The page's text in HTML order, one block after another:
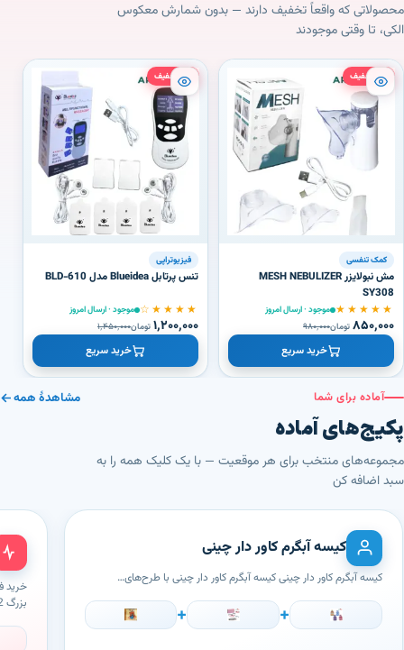
محصولاتی که واقعاً تخفیف دارند — بدون شمارش معکوس
الکی، تا وقتی موجودند
٪۱۳ تخفیف
کمک تنفسی
مش نبولایزر MESH NEBULIZER
SY308
★★★★★ موجود · ارسال امروز
۹۸۰٬۰۰۰
۸۵۰٬۰۰۰ تومان
خرید سریع
٪۱۷ تخفیف
فیزیوتراپی
تنس پرتابل Blueidea مدل BLD‑610
★★★★☆ موجود · ارسال امروز
۱٬۴۵۰٬۰۰۰
۱٬۲۰۰٬۰۰۰ تومان
خرید سریع
آماده برای شما
پکیج‌های آماده
مجموعه‌های منتخب برای هر موقعیت — با یک کلیک همه را به
سبد اضافه کن
مشاهدهٔ همه
کیسه آبگرم کاور دار چینی
کیسه آبگرم کاور دار چینی کیسه آبگرم کاور دار چینی با طرح‌های…
+
+ بزرگ 22-45…